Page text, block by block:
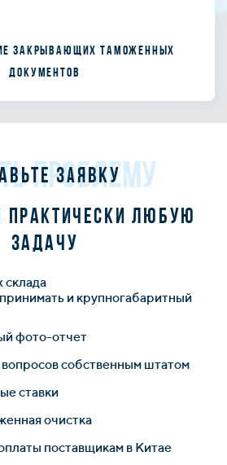
закрывающих таможенных
документов
ПРОБЛЕМУ
заявку
любую
задачу
склада
и крупногабаритный
фото-отчет
собственным штатом
ставки
очистка
поставщикам в Китае